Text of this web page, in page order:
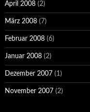
April 2008 (2)
März 2008 (7)
Februar 2008 (6)
Januar 2008 (2)
Dezember 2007 (1)
November 2007 (2)